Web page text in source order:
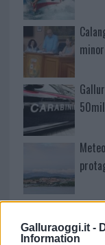
Galluraoggi.it -
Information
Test
fine